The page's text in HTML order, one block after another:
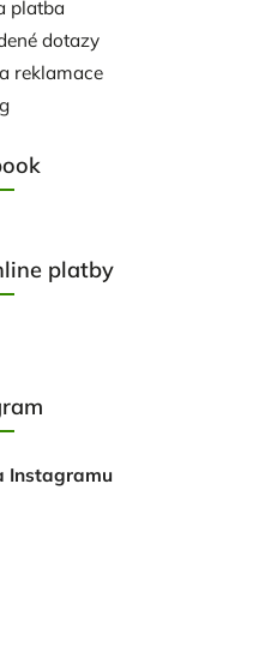
platba
dotazy
reklamace
platby
Instagramu